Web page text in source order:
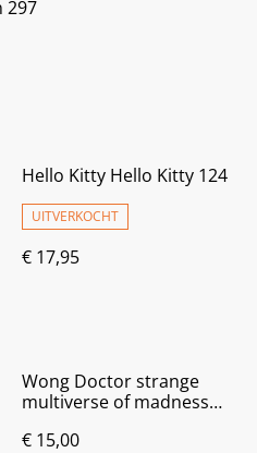
297
Hello Kitty Hello Kitty 124
UITVERKOCHT
€ 17,95
Wong Doctor strange
multiverse of madness
€ 15,00